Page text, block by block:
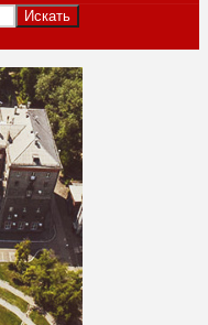
Искать